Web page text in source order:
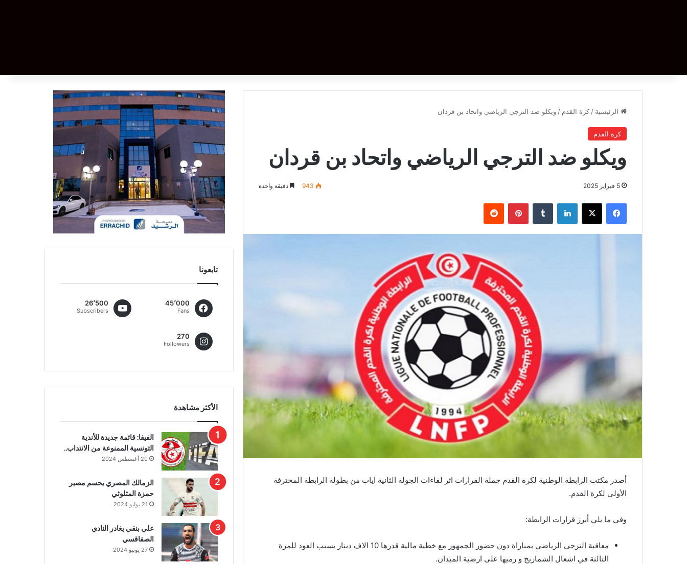
الرئيسية / كرة القدم / ويكلو ضد الترجي الرياضي واتحاد بن قردان
كرة القدم
ويكلو ضد الترجي الرياضي واتحاد بن قردان
5 فبراير 2025 943 دقيقة واحدة
فيسبوك ‫X لينكدإن بينتيريست
أصدر مكتب الرابطة الوطنية لكرة القدم جملة القرارات اثر لقاءات الجولة الثانية اياب من بطولة الرابطة المحترفة
الأولى لكرة القدم.
وفي ما يلي أبرز قرارات الرابطة:
معاقبة الترجي الرياضي بمباراة دون حضور الجمهور مع خطية مالية قدرها 10 الاف دينار بسبب العود للمرة
الثالثة في اشعال الشماريخ و رميها على ارضية الميدان.
تابعونا
45٬000
Fans
26٬500
Subscribers
270
Followers
الأكثر مشاهدة
الفيفا: قائمة جديدة للأندية
التونسية الممنوعة من الانتداب..
20 أغسطس 2024
الزمالك المصري يحسم مصير
حمزة المثلوثي
21 يوليو 2024
علي بنقي يغادر النادي
الصفاقسي
27 يونيو 2024